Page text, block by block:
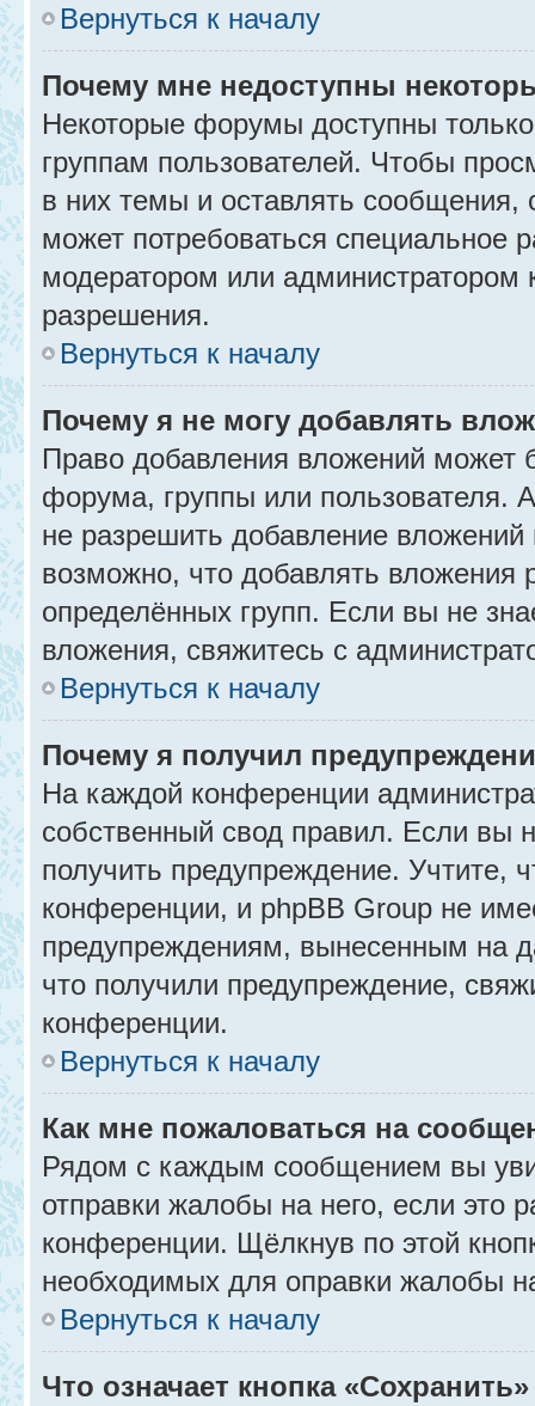
Вернуться к началу
Почему мне недоступны
Некоторые форумы доступны
группам пользователей. Чтобы
в них темы и оставлять сообщения,
может потребоваться специальное
модератором или администратором
разрешения.
Вернуться к началу
Почему я не могу добавлять
Право добавления вложений может
форума, группы или пользователя.
не разрешить добавление
возможно, что добавлять вложения
определённых групп. Если вы не
вложения, свяжитесь с
Вернуться к началу
Почему я получил
На каждой конференции
собственный свод правил. Если вы
получить предупреждение. Учтите,
конференции, и phpBB Group не
предупреждениям, вынесенным на
что получили предупреждение,
конференции.
Вернуться к началу
Как мне пожаловаться на
Рядом с каждым сообщением вы
отправки жалобы на него, если это
конференции. Щёлкнув по этой
необходимых для оправки жалобы
Вернуться к началу
Что означает кнопка